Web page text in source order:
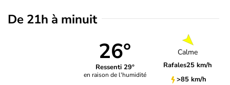
De 21h à minuit
26°
Ressenti 29°
en raison de l'humidité
Calme
Rafales25 km/h
>85 km/h